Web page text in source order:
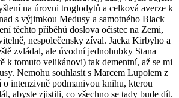
na úrovni troglodytů a celková averze k
s výjimkou Medusy a samotného Black
těchto příběhů doslova očistec na Zemi,
nespolečensky zíval. Jacka Kirbyho a
zvládal, ale úvodní jednohubky Stana
k tomuto velikánovi) tak dementní, až se mi
Nemohu souhlasit s Marcem Lupoiem z
o intenzivně podmanivou knihu, kterou
abyste zjistili, co všechno se tady bude dít.